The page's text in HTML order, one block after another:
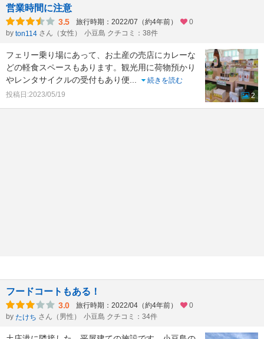
営業時間に注意
3.5 旅行時期：2022/07（約4年前）
0
by ton114 さん（女性） 小豆島 クチコミ：38件
フェリー乗り場にあって、お土産の売店にカレーな
どの軽食スペースもあります。観光用に荷物預かり
やレンタサイクルの受付もあり便
続きを読む
投稿日:2023/05/19
2
フードコートもある！
3.0 旅行時期：2022/04（約4年前）
0
by たけち さん（男性） 小豆島 クチコミ：34件